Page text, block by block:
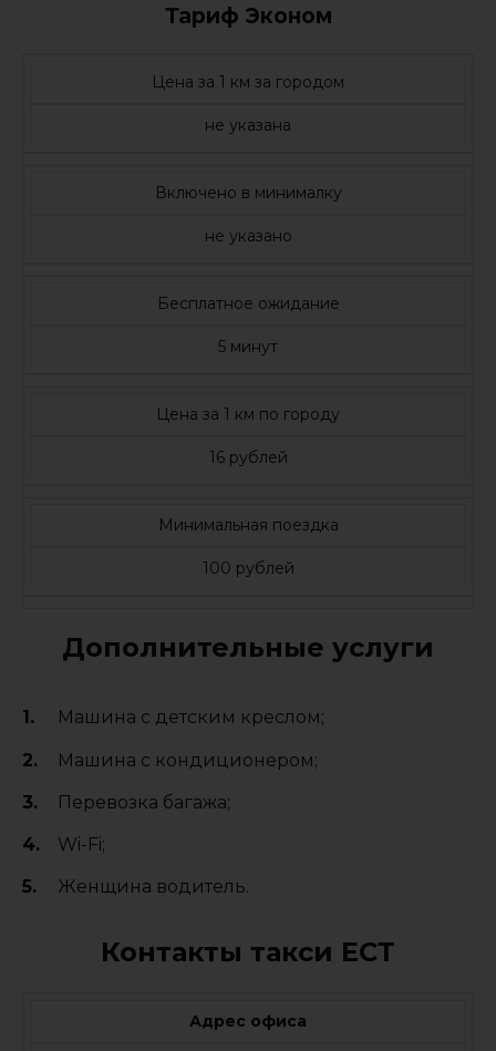
Тариф Эконом
Цена за 1 км за городом
не указана
Включено в минималку
не указано
Бесплатное ожидание
5 минут
Цена за 1 км по городу
16 рублей
Минимальная поездка
100 рублей
Дополнительные услуги
Машина с детским креслом;
Машина с кондиционером;
Перевозка багажа;
Wi-Fi;
Женщина водитель.
Контакты такси ЕСТ
Адрес офиса